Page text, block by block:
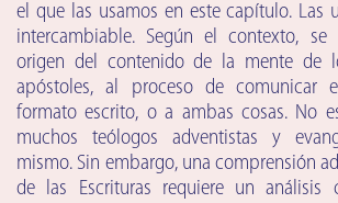
el que las usamos en este capítulo. Las
intercambiable. Según el contexto,
origen del contenido de la mente de
apóstoles, al proceso de comunicar
formato escrito, o a ambas cosas. No
muchos teólogos adventistas y
mismo. Sin embargo, una comprensión
de las Escrituras requiere un análisis